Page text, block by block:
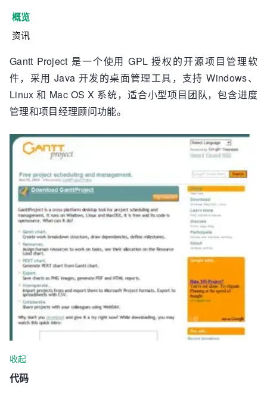
概览
资讯
Gantt Project 是一个使用 GPL 授权的开源项目管理软
件，采用 Java 开发的桌面管理工具，支持 Windows、
Linux 和 Mac OS X 系统，适合小型项目团队，包含进度
管理和项目经理顾问功能。
收起
代码